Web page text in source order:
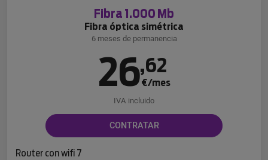
Fibra 1.000 Mb
Fibra óptica simétrica
6 meses de permanencia
26,62
€/mes
IVA incluido
CONTRATAR
Router con wifi 7